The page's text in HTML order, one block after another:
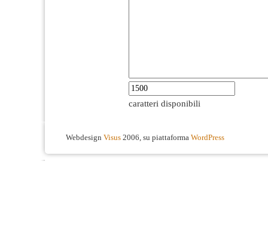
caratteri disponibili
Webdesign Visus 2006, su piattaforma WordPress